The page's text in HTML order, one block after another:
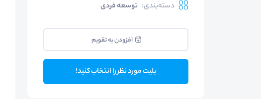
دسته‌بندی: توسعه فردی
افزودن به تقویم
بلیت مورد نظر را انتخاب کنید!